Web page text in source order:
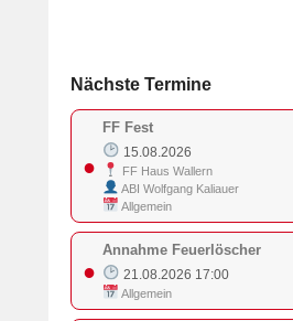
Nächste Termine
●
FF Fest
15.08.2026
FF Haus Wallern
ABI Wolfgang Kaliauer
Allgemein
●
Annahme Feuerlöscher
21.08.2026 17:00
Allgemein